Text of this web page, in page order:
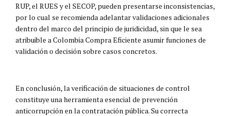
RUP, el RUES y el SECOP, pueden presentarse inconsistencias,
por lo cual se recomienda adelantar validaciones adicionales
dentro del marco del principio de juridicidad, sin que le sea
atribuible a Colombia Compra Eficiente asumir funciones de
validación o decisión sobre casos concretos.
En conclusión, la verificación de situaciones de control
constituye una herramienta esencial de prevención
anticorrupción en la contratación pública. Su correcta